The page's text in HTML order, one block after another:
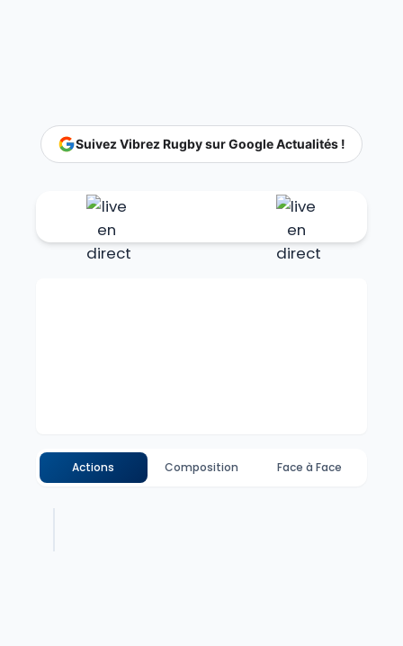
Suivez Vibrez Rugby sur Google Actualités !
Actions Composition Face à Face